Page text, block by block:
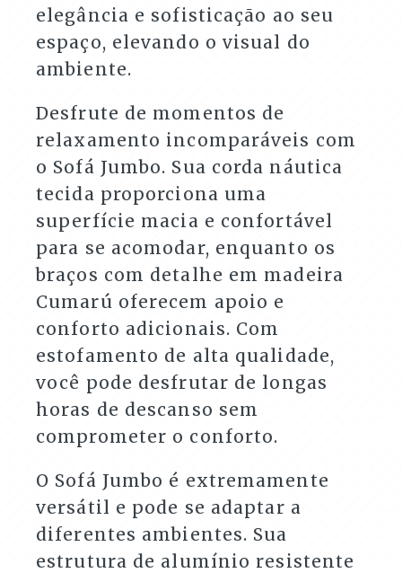
elegância e sofisticação ao seu
espaço, elevando o visual do
ambiente.
Desfrute de momentos de
relaxamento incomparáveis com
o Sofá Jumbo. Sua corda náutica
tecida proporciona uma
superfície macia e confortável
para se acomodar, enquanto os
braços com detalhe em madeira
Cumarú oferecem apoio e
conforto adicionais. Com
estofamento de alta qualidade,
você pode desfrutar de longas
horas de descanso sem
comprometer o conforto.
O Sofá Jumbo é extremamente
versátil e pode se adaptar a
diferentes ambientes. Sua
estrutura de alumínio resistente